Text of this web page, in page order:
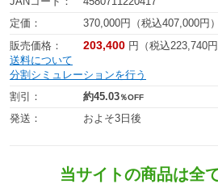
定価：
370,000円（税込407,000円）
販売価格：
203,400 円（税込223,740円
送料について
分割シミュレーションを行う
割引：
約45.03％OFF
発送： およそ3日後
当サイトの商品は全